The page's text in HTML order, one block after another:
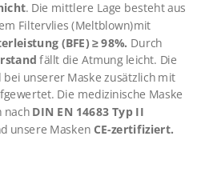
. Die mittlere Lage besteht aus
Filtervlies (Meltblown)mit
(BFE) ≥ 98%. Durch
fällt die Atmung leicht. Die
unserer Maske zusätzlich mit
Die medizinische Maske
nach DIN EN 14683 Typ II
unsere Masken CE-zertifiziert.